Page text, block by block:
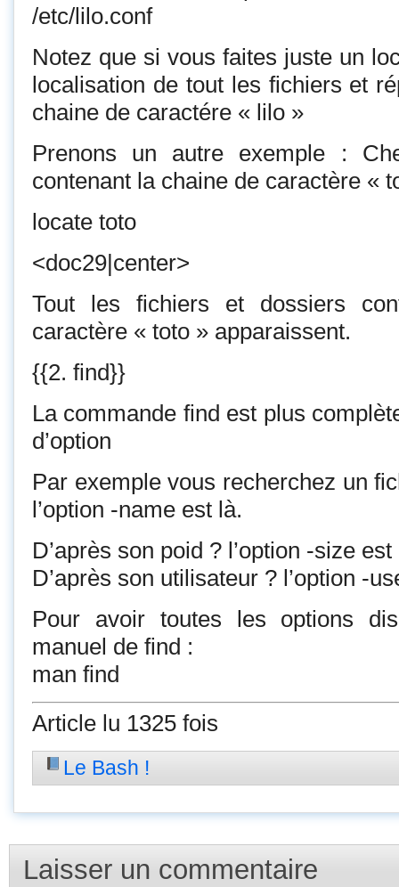
/etc/lilo.conf
Notez que si vous faites juste un
localisation de tout les fichiers et
chaine de caractére « lilo »
Prenons un autre exemple :
contenant la chaine de caractère «
locate toto
<doc29|center>
Tout les fichiers et dossiers
caractère « toto » apparaissent.
{{2. find}}
La commande find est plus
d’option
Par exemple vous recherchez un
l’option -name est là.
D’après son poid ? l’option -size est
D’après son utilisateur ? l’option -
Pour avoir toutes les options
manuel de find :
man find
Article lu 1325 fois
Le Bash !
Laisser un commentaire